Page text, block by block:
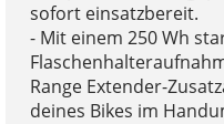
sofort einsatzbereit.
- Mit einem 250 Wh
Range Extender-
deines Bikes im